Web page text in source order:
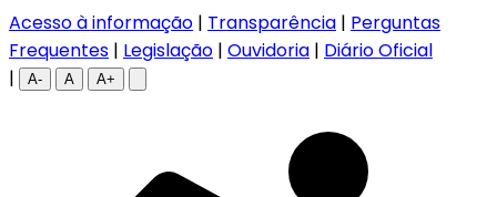
Acesso à informação | Transparência | Perguntas
Frequentes | Legislação | Ouvidoria | Diário Oficial
|
A- A A+